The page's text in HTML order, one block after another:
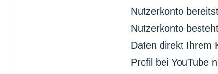
Nutzerkonto
Nutzerkonto
Daten direkt Ihrem
Profil bei YouTube